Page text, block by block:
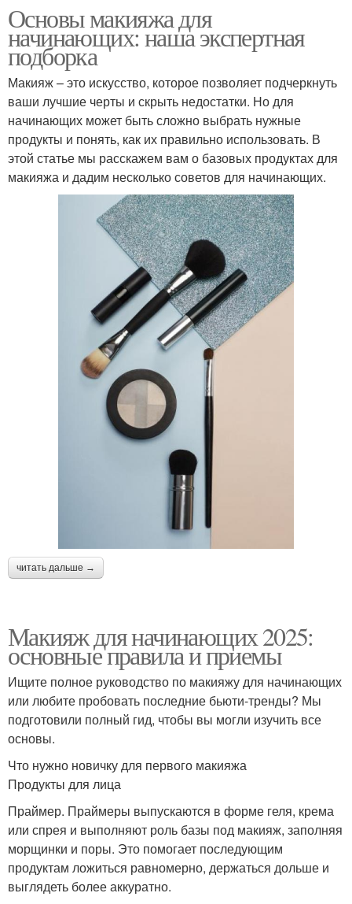
Основы макияжа для
начинающих: наша экспертная
подборка
Макияж – это искусство, которое позволяет подчеркнуть
ваши лучшие черты и скрыть недостатки. Но для
начинающих может быть сложно выбрать нужные
продукты и понять, как их правильно использовать. В
этой статье мы расскажем вам о базовых продуктах для
макияжа и дадим несколько советов для начинающих.
читать дальше →
Макияж для начинающих 2025:
основные правила и приемы
Ищите полное руководство по макияжу для начинающих
или любите пробовать последние бьюти-тренды? Мы
подготовили полный гид, чтобы вы могли изучить все
основы.
Что нужно новичку для первого макияжа
Продукты для лица
Праймер. Праймеры выпускаются в форме геля, крема
или спрея и выполняют роль базы под макияж, заполняя
морщинки и поры. Это помогает последующим
продуктам ложиться равномерно, держаться дольше и
выглядеть более аккуратно.